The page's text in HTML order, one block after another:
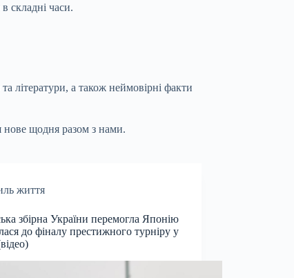
складні часи.
літератури, а також неймовірні факти
нове щодня разом з нами.
життя
збірна України перемогла Японію
до фіналу престижного турніру у